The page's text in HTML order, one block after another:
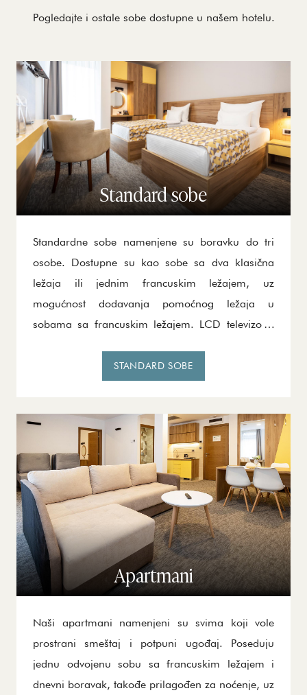
Pogledajte i ostale sobe dostupne u našem hotelu.
Standard sobe
Standardne sobe namenjene su boravku do tri
osobe. Dostupne su kao sobe sa dva klasična
ležaja ili jednim francuskim ležajem, uz
mogućnost dodavanja pomoćnog ležaja u
sobama sa francuskim ležajem. LCD televizor i
ostale sadržaje pružiće Vam toplinu i udoban
STANDARD SOBE
Apartmani
Naši apartmani namenjeni su svima koji vole
prostrani smeštaj i potpuni ugođaj. Poseduju
jednu odvojenu sobu sa francuskim ležajem i
dnevni boravak, takođe prilagođen za noćenje, uz